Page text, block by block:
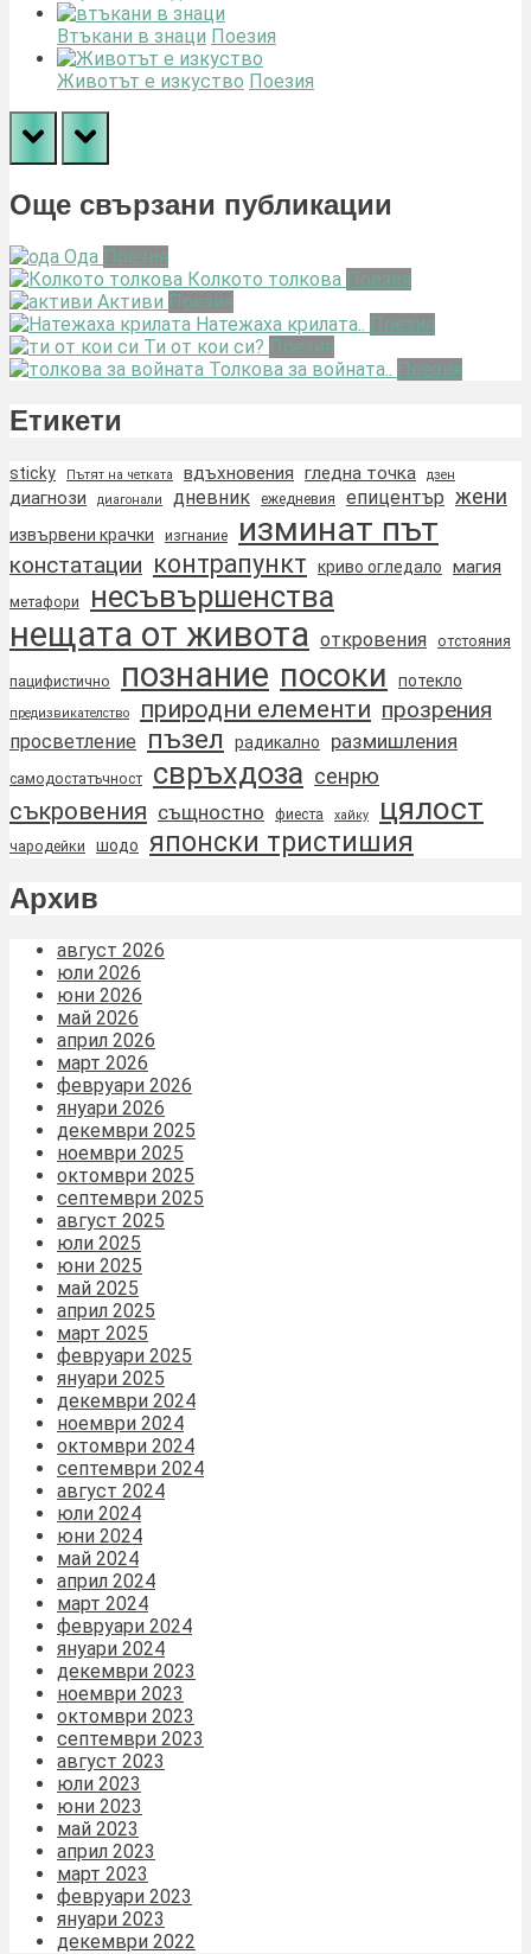
Втъкани в знаци Поезия
Животът е изкуство Поезия
prev next
Още свързани публикации
Ода Поезия
Колкото толкова Поезия
Активи Поезия
Натежаха крилата.. Поезия
Ти от кои си? Поезия
Толкова за войната.. Поезия
Етикети
sticky Пътят на четката вдъхновения гледна точка дзен
диагнози диагонали дневник ежедневия епицентър жени
извървени крачки изгнание изминат път
констатации контрапункт криво огледало магия
метафори несъвършенства
нещата от живота откровения отстояния
пацифистично познание посоки потекло
предизвикателство природни елементи прозрения
просветление пъзел радикално размишления
самодостатъчност свръхдоза сенрю
съкровения същностно фиеста хайку цялост
чародейки шодо
японски тристишия
Архив
август 2026
юли 2026
юни 2026
май 2026
април 2026
март 2026
февруари 2026
януари 2026
декември 2025
ноември 2025
октомври 2025
септември 2025
август 2025
юли 2025
юни 2025
май 2025
април 2025
март 2025
февруари 2025
януари 2025
декември 2024
ноември 2024
октомври 2024
септември 2024
август 2024
юли 2024
юни 2024
май 2024
април 2024
март 2024
февруари 2024
януари 2024
декември 2023
ноември 2023
октомври 2023
септември 2023
август 2023
юли 2023
юни 2023
май 2023
април 2023
март 2023
февруари 2023
януари 2023
декември 2022